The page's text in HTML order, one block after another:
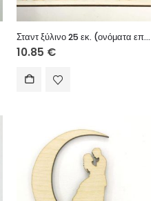
Σταντ ξύλινο 25 εκ. (ονόματα επιλογής σας)
10.85 €